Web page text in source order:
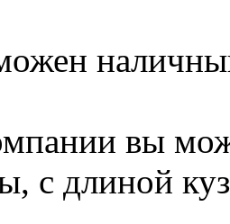
вы
с длиной